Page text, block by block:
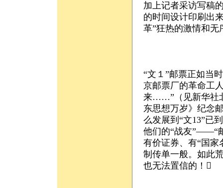
加上记者采访写稿
的时间设计印刷出
革”狂热的激情和无
“文１”邮票正如当
京邮票厂的革命工
来……”（见新华社
东思想万岁》纪念
么发展到“文13”已
他们的“战友”——“
有价证券、有“国家
制传单一般。如此
也无法置信的！